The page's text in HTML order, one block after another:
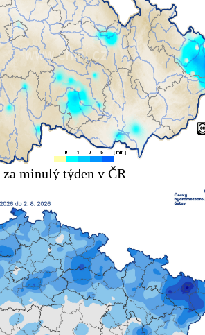
za minulý týden v ČR